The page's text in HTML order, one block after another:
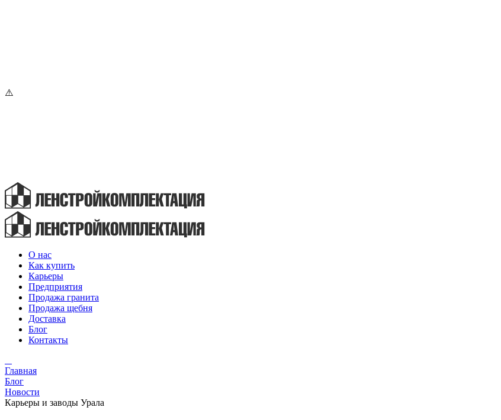
О нас
Как купить
Карьеры
Предприятия
Продажа гранита
Продажа щебня
Доставка
Блог
Контакты
Главная
Блог
Новости
Карьеры и заводы Урала